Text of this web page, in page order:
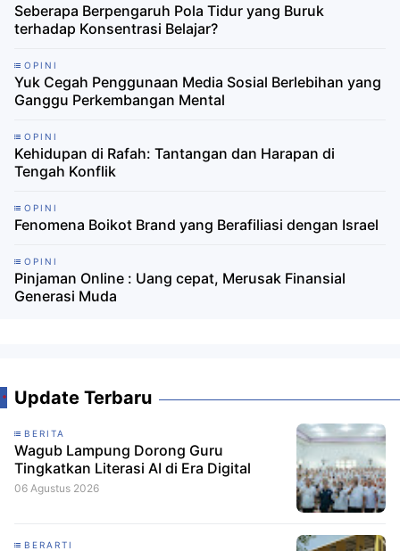
Seberapa Berpengaruh Pola Tidur yang Buruk
terhadap Konsentrasi Belajar?
OPINI
Yuk Cegah Penggunaan Media Sosial Berlebihan yang
Ganggu Perkembangan Mental
OPINI
Kehidupan di Rafah: Tantangan dan Harapan di
Tengah Konflik
OPINI
Fenomena Boikot Brand yang Berafiliasi dengan Israel
OPINI
Pinjaman Online : Uang cepat, Merusak Finansial
Generasi Muda
Update Terbaru
BERITA
Wagub Lampung Dorong Guru
Tingkatkan Literasi AI di Era Digital
06 Agustus 2026
BERARTI